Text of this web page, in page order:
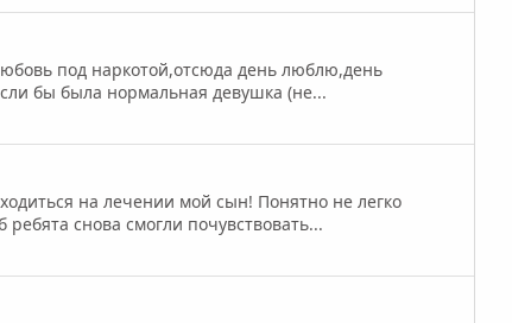
под наркотой,отсюда день люблю,день
бы была нормальная девушка (не...
на лечении мой сын! Понятно не легко
снова смогли почувствовать...